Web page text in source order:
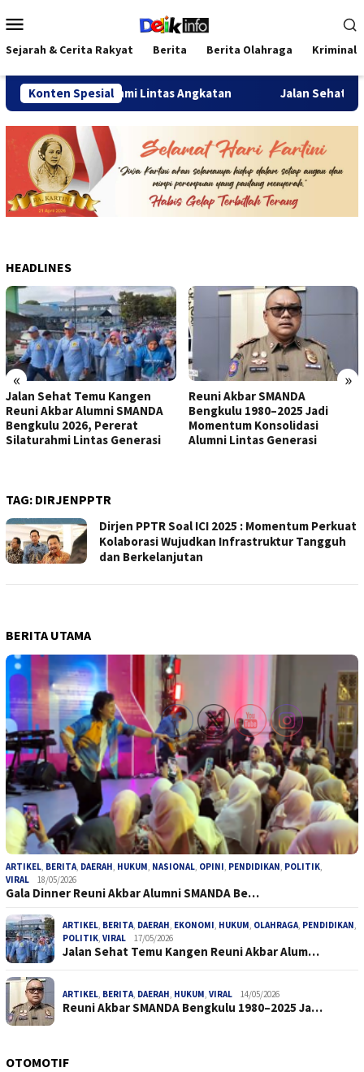
ke
kontenMobile
Sejarah & Cerita Rakyat Berita Berita Olahraga Kriminal
Konten Spesial
Silaturahmi Lintas Angkatan Jalan Sehat Temu
HEADLINES
« »
Jalan Sehat Temu Kangen
Reuni Akbar Alumni SMANDA
Bengkulu 2026, Pererat
Silaturahmi Lintas Generasi
Reuni Akbar SMANDA
Bengkulu 1980–2025 Jadi
Momentum Konsolidasi
Alumni Lintas Generasi
TAG: DIRJENPPTR
Dirjen PPTR Soal ICI 2025 : Momentum Perkuat
Kolaborasi Wujudkan Infrastruktur Tangguh
dan Berkelanjutan
BERITA UTAMA
ARTIKEL, BERITA, DAERAH, HUKUM, NASIONAL, OPINI, PENDIDIKAN, POLITIK,
VIRAL
18/05/2026
Gala Dinner Reuni Akbar Alumni SMANDA Be…
ARTIKEL, BERITA, DAERAH, EKONOMI, HUKUM, OLAHRAGA, PENDIDIKAN,
POLITIK, VIRAL 17/05/2026
Jalan Sehat Temu Kangen Reuni Akbar Alum…
ARTIKEL, BERITA, DAERAH, HUKUM, VIRAL 14/05/2026
Reuni Akbar SMANDA Bengkulu 1980–2025 Ja…
OTOMOTIF